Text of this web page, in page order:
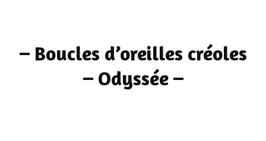
– Boucles d’oreilles créoles
– Odyssée –